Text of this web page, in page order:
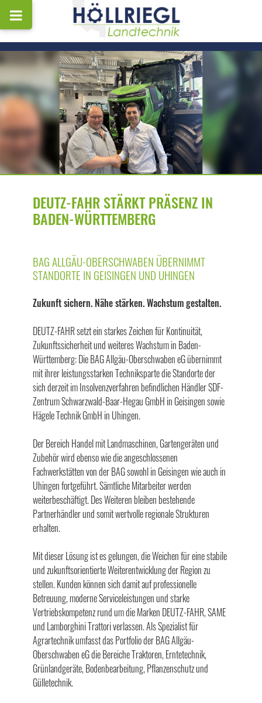
DEUTZ-FAHR STÄRKT PRÄSENZ IN
BADEN-WÜRTTEMBERG
BAG ALLGÄU-OBERSCHWABEN ÜBERNIMMT
STANDORTE IN GEISINGEN UND UHINGEN
Zukunft sichern. Nähe stärken. Wachstum gestalten.
DEUTZ-FAHR setzt ein starkes Zeichen für Kontinuität,
Zukunftssicherheit und weiteres Wachstum in Baden-
Württemberg: Die BAG Allgäu-Oberschwaben eG übernimmt
mit ihrer leistungsstarken Techniksparte die Standorte der
sich derzeit im Insolvenzverfahren befindlichen Händler SDF-
Zentrum Schwarzwald-Baar-Hegau GmbH in Geisingen sowie
Hägele Technik GmbH in Uhingen.
Der Bereich Handel mit Landmaschinen, Gartengeräten und
Zubehör wird ebenso wie die angeschlossenen
Fachwerkstätten von der BAG sowohl in Geisingen wie auch in
Uhingen fortgeführt. Sämtliche Mitarbeiter werden
weiterbeschäftigt. Des Weiteren bleiben bestehende
Partnerhändler und somit wertvolle regionale Strukturen
erhalten.
Mit dieser Lösung ist es gelungen, die Weichen für eine stabile
und zukunftsorientierte Weiterentwicklung der Region zu
stellen. Kunden können sich damit auf professionelle
Betreuung, moderne Serviceleistungen und starke
Vertriebskompetenz rund um die Marken DEUTZ-FAHR, SAME
und Lamborghini Trattori verlassen. Als Spezialist für
Agrartechnik umfasst das Portfolio der BAG Allgäu-
Oberschwaben eG die Bereiche Traktoren, Erntetechnik,
Grünlandgeräte, Bodenbearbeitung, Pflanzenschutz und
Gülletechnik.